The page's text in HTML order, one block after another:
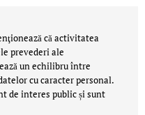
că activitatea
prevederi ale
un echilibru între
cu caracter personal.
de interes public și sunt